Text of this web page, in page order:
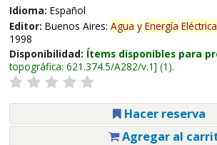
Idioma: Español
Editor: Buenos Aires: Agua y Energía
1998
Disponibilidad: Ítems disponibles para
topográfica: 621.374.5/A282/v.1 (1).
Hacer reserva
Agregar al